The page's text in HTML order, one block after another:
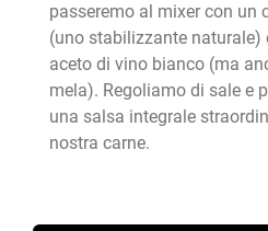
passeremo al mixer con un
(uno stabilizzante naturale)
aceto di vino bianco (ma
mela). Regoliamo di sale e
una salsa integrale
nostra carne.